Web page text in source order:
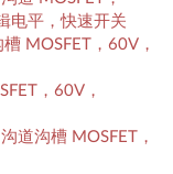
电平，快速开关
MOSFET，60V，
，60V，
道沟槽 MOSFET，